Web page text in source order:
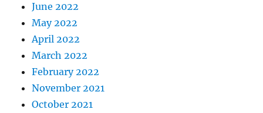
June 2022
May 2022
April 2022
March 2022
February 2022
November 2021
October 2021